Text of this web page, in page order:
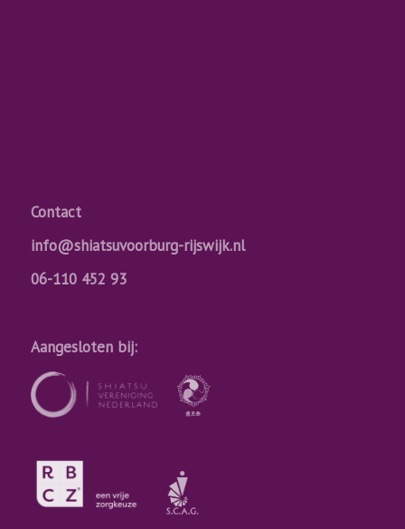
Contact
info@shiatsuvoorburg-rijswijk.nl
06-110 452 93
Aangesloten bij: